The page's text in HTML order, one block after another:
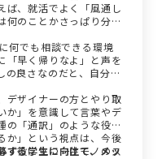
ば、就活でよく「風通し
何のことかさっぱり分か
何でも相談できる環境
「早く帰りなよ」と声を
の良さなのだと、自分の
デザイナーの方とやり取
か」を意識して言葉やデ
の「通訳」のような役割
か」という視点は、今後
ず役に立つ一生モノのス
る学生に向けて、メッ